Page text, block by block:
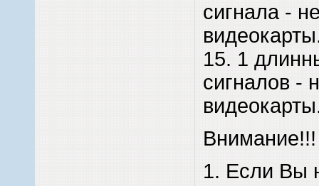
сигнала -
15. 1
сигналов -
Внимание!!!
1. Если Вы